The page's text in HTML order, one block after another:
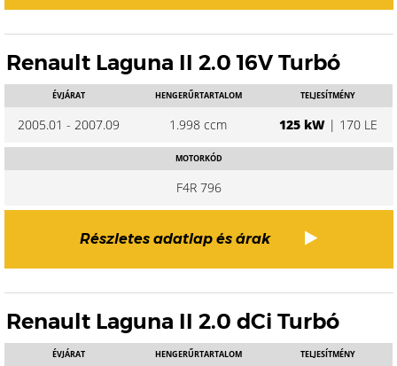
Renault Laguna II 2.0 16V Turbó
ÉVJÁRAT
2005.01 - 2007.09
HENGERŰRTARTALOM
1.998 ccm
TELJESÍTMÉNY
125 kW| 170 LE
MOTORKÓD
F4R 796
Részletes adatlap és árak
Renault Laguna II 2.0 dCi Turbó
ÉVJÁRAT HENGERŰRTARTALOM TELJESÍTMÉNY